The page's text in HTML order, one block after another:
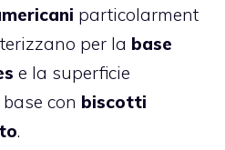
particolarment
per la base
e la superficie
con biscotti
.